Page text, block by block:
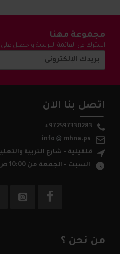
مجموعة مهنا
اشترك في القائمة البريدية واحصل
والتخفيضات !
اتصل بنا الآن
+972597330283
info
mhna.ps
قلقيلية - شارع التربية
السبت - الجمعة من 10:00 ص - 10:00 م
من نحن ؟